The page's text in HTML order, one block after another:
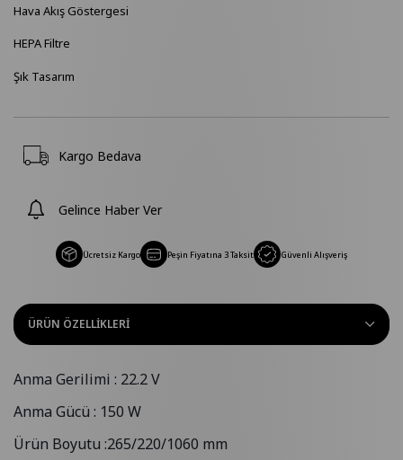
Hava Akış Göstergesi
HEPA Filtre
Şık Tasarım
Kargo Bedava
Gelince Haber Ver
Ücretsiz Kargo Peşin Fiyatına 3 Taksit Güvenli Alışveriş
ÜRÜN ÖZELLIKLERI
Anma Gerilimi : 22.2 V
Anma Gücü : 150 W
Ürün Boyutu :265/220/1060 mm